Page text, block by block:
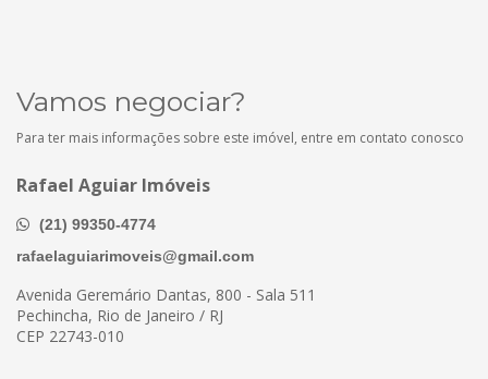
Vamos negociar?
Para ter mais informações sobre este imóvel, entre em contato conosco
Rafael Aguiar Imóveis
(21) 99350-4774
rafaelaguiarimoveis@gmail.com
Avenida Geremário Dantas, 800 - Sala 511
Pechincha, Rio de Janeiro / RJ
CEP 22743-010